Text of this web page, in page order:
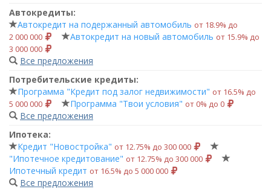
Автокредиты:
Автокредит на подержанный автомобиль от 18.9% до
2 000 000
Автокредит на новый автомобиль от 15.9% до
3 000 000
Все предложения
Потребительские кредиты:
Программа "Кредит под залог недвижимости" от 16.5% до
5 000 000
Программа "Твои условия" от 0% до 0
Все предложения
Ипотека:
Кредит "Новостройка" от 12.75% до 300 000
"Ипотечное кредитование" от 12.75% до 300 000
Ипотечный кредит от 16.5% до 5 000 000
Все предложения